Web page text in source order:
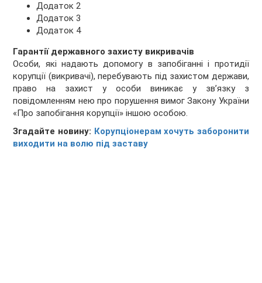
Додаток 2
Додаток 3
Додаток 4
Гарантії державного захисту викривачів
Особи, які надають допомогу в запобіганні і протидії
корупції (викривачі), перебувають під захистом держави,
право на захист у особи виникає у зв’язку з
повідомленням нею про порушення вимог Закону України
«Про запобігання корупції» іншою особою.
Згадайте новину: Корупціонерам хочуть заборонити
виходити на волю під заставу